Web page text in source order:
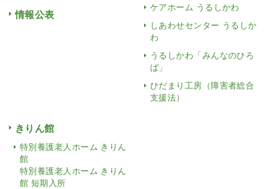
情報公表
ケアホーム うるしかわ
しあわせセンター うるしか
わ
うるしかわ「みんなのひろ
ば」
ひだまり工房（障害者総合
支援法）
きりん館
特別養護老人ホーム きりん
館
特別養護老人ホーム きりん
館 短期入所